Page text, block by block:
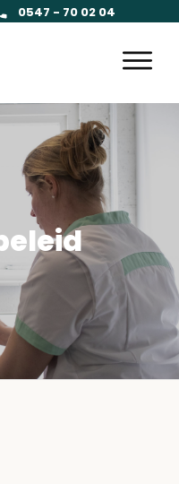
0547 - 70 02 04